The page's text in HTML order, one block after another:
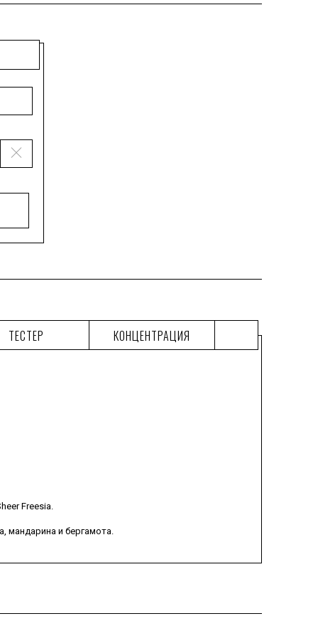
ТЕСТЕР КОНЦЕНТРАЦИЯ
Freesia.
мандарина и бергамота.